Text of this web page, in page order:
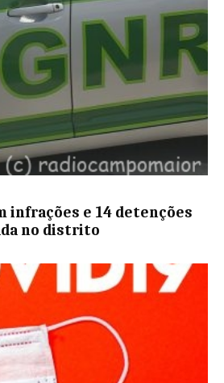
infrações e 14 detenções
no distrito